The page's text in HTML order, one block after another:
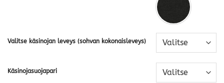
Valitse käsinojan leveys (sohvan kokonaisleveys)
Käsinojasuojapari